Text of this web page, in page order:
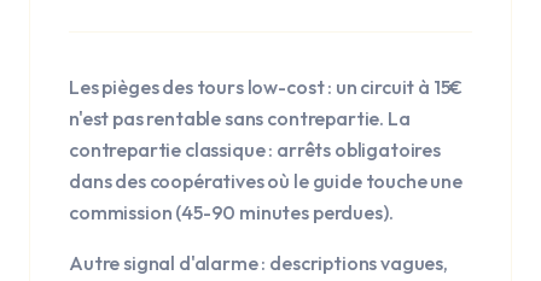
Les pièges des tours low-cost : un circuit à 15€
n'est pas rentable sans contrepartie. La
contrepartie classique : arrêts obligatoires
dans des coopératives où le guide touche une
commission (45-90 minutes perdues).
Autre signal d'alarme : descriptions vagues,